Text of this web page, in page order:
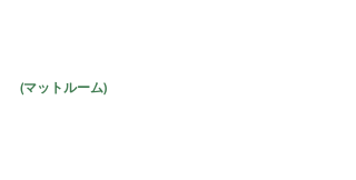
(マットルーム)